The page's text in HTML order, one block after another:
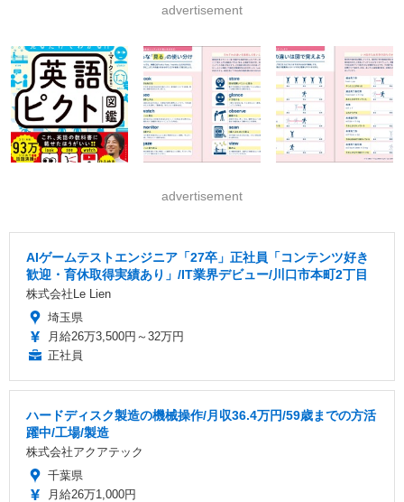
advertisement
advertisement
AIゲームテストエンジニア「27卒」正社員「コンテンツ好き
歓迎・育休取得実績あり」/IT業界デビュー/川口市本町2丁目
株式会社Le Lien
埼玉県
月給26万3,500円～32万円
正社員
ハードディスク製造の機械操作/月収36.4万円/59歳までの方活
躍中/工場/製造
株式会社アクアテック
千葉県
月給26万1,000円